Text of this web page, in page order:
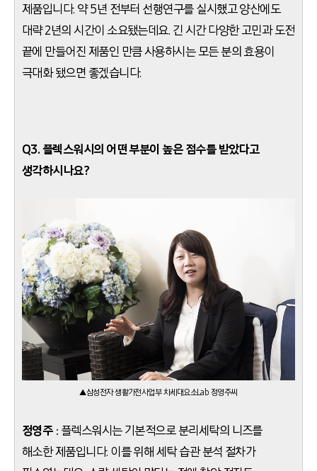
제품입니다. 약 5년 전부터 선행연구를 실시했고 양산에도
대략 2년의 시간이 소요됐는데요. 긴 시간 다양한 고민과 도전
끝에 만들어진 제품인 만큼 사용하시는 모든 분의 효용이
극대화 됐으면 좋겠습니다.
Q3. 플렉스워시의 어떤 부분이 높은 점수를 받았다고
생각하시나요?
▲삼성전자 생활가전사업부 차세대요소Lab 정영주씨
정영주: 플렉스워시는 기본적으로 분리세탁의 니즈를
해소한 제품입니다. 이를 위해 세탁 습관 분석 절차가